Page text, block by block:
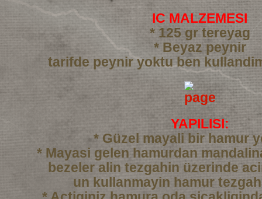
IC MALZEMESI
* 125 gr tereyag
* Beyaz peynir
tarifde peynir yoktu ben
YAPILISI:
* Güzel mayali bir hamur
* Mayasi gelen hamurdan
bezeler alin tezgahin üzerinde
un kullanmayin hamur